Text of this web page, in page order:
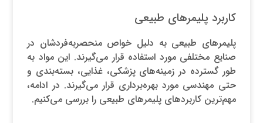
کاربرد پلیمرهای طبیعی
پلیمرهای طبیعی به دلیل خواص منحصر‌به‌فردشان در
صنایع مختلفی مورد استفاده قرار می‌گیرند. این مواد به
طور گسترده در زمینه‌های پزشکی، غذایی، بسته‌بندی و
حتی مهندسی مورد بهره‌برداری قرار می‌گیرند. در ادامه،
مهم‌ترین کاربردهای پلیمرهای طبیعی را بررسی می‌کنیم.